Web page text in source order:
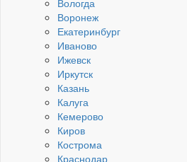
Вологда
Воронеж
Екатеринбург
Иваново
Ижевск
Иркутск
Казань
Калуга
Кемерово
Киров
Кострома
Краснодар